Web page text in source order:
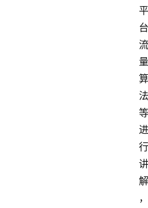
平
台
流
量
算
法
等
进
行
讲
解
，